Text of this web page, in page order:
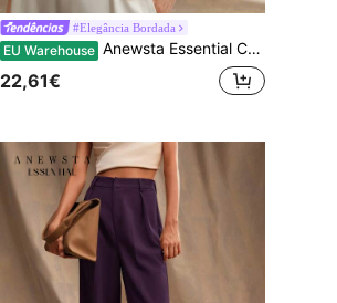
#Elegância Bordada
EU Warehouse Anewsta Essential Camiseta feminina elegante, branca, de manga curta, com gola redonda, para férias de primavera/verão, casual, solta, básica, com desenho floral bordado com miçangas
22,61€